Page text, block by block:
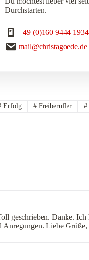
Durchstarten.
+49 (0)160 9444 1934
mail@christagoede.de
Erfolg # Freiberufler #
geschrieben. Danke. Ich
Anregungen. Liebe Grüße,